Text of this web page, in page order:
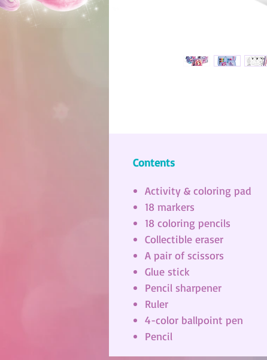
Contents
Activity & coloring pad
18 markers
18 coloring pencils
Collectible eraser
A pair of scissors
Glue stick
Pencil sharpener
Ruler
4-color ballpoint pen
Pencil